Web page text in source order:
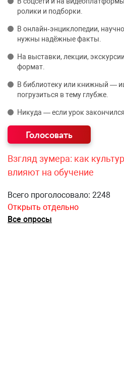
ролики и подборки.
В онлайн‑энциклопедии,
нужны надёжные факты.
На выставки, лекции,
формат.
В библиотеку или книжный —
погрузиться в тему глубже.
Никуда — если урок
Взгляд зумера: как
влияют на обучение
Всего проголосовало: 2248
Открыть отдельно
Все опросы